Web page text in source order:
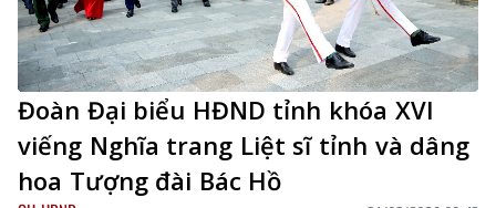
Đoàn Đại biểu HĐND tỉnh khóa XVI
viếng Nghĩa trang Liệt sĩ tỉnh và dâng
hoa Tượng đài Bác Hồ